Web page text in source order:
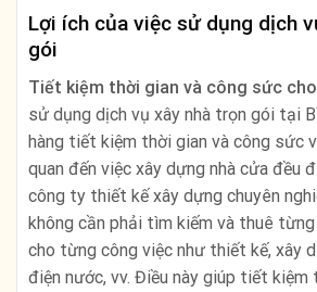
Lợi ích của việc sử dụng dịch
gói
Tiết kiệm thời gian và công sức
sử dụng dịch vụ xây nhà trọn gói tại
hàng tiết kiệm thời gian và công sức
quan đến việc xây dựng nhà cửa đều
công ty thiết kế xây dựng chuyên
không cần phải tìm kiếm và thuê
cho từng công việc như thiết kế, xây
điện nước, vv. Điều này giúp tiết kiệm